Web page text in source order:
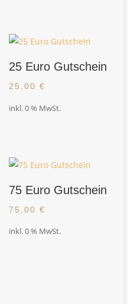
25 Euro Gutschein
25,00€
inkl. 0 % MwSt.
75 Euro Gutschein
75,00€
inkl. 0 % MwSt.